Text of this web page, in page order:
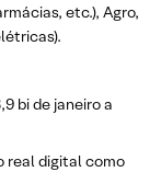
etc.), Agro,
bi de janeiro a
real digital como